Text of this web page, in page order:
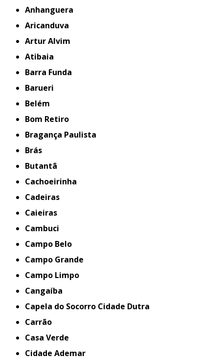
Anhanguera
Aricanduva
Artur Alvim
Atibaia
Barra Funda
Barueri
Belém
Bom Retiro
Bragança Paulista
Brás
Butantã
Cachoeirinha
Cadeiras
Caieiras
Cambuci
Campo Belo
Campo Grande
Campo Limpo
Cangaíba
Capela do Socorro Cidade Dutra
Carrão
Casa Verde
Cidade Ademar